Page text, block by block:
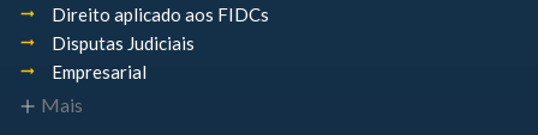
Direito aplicado aos FIDCs
Disputas Judiciais
Empresarial
Mais